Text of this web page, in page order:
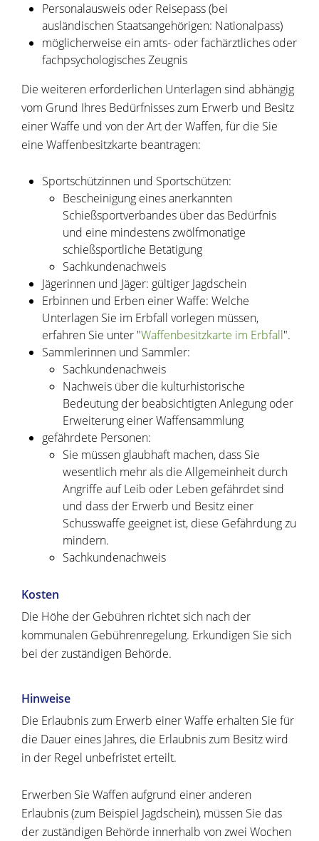
Personalausweis oder Reisepass (bei
ausländischen Staatsangehörigen: Nationalpass)
möglicherweise ein amts- oder fachärztliches oder
fachpsychologisches Zeugnis
Die weiteren erforderlichen Unterlagen sind abhängig
vom Grund Ihres Bedürfnisses zum Erwerb und Besitz
einer Waffe und von der Art der Waffen, für die Sie
eine Waffenbesitzkarte beantragen:
Sportschützinnen und Sportschützen:
Bescheinigung eines anerkannten
Schießsportverbandes über das Bedürfnis
und eine mindestens zwölfmonatige
schießsportliche Betätigung
Sachkundenachweis
Jägerinnen und Jäger: gültiger Jagdschein
Erbinnen und Erben einer Waffe: Welche
Unterlagen Sie im Erbfall vorlegen müssen,
erfahren Sie unter "Waffenbesitzkarte im Erbfall".
Sammlerinnen und Sammler:
Sachkundenachweis
Nachweis über die kulturhistorische
Bedeutung der beabsichtigten Anlegung oder
Erweiterung einer Waffensammlung
gefährdete Personen:
Sie müssen glaubhaft machen, dass Sie
wesentlich mehr als die Allgemeinheit durch
Angriffe auf Leib oder Leben gefährdet sind
und dass der Erwerb und Besitz einer
Schusswaffe geeignet ist, diese Gefährdung zu
mindern.
Sachkundenachweis
Kosten
Die Höhe der Gebühren richtet sich nach der
kommunalen Gebührenregelung. Erkundigen Sie sich
bei der zuständigen Behörde.
Hinweise
Die Erlaubnis zum Erwerb einer Waffe erhalten Sie für
die Dauer eines Jahres, die Erlaubnis zum Besitz wird
in der Regel unbefristet erteilt.
Erwerben Sie Waffen aufgrund einer anderen
Erlaubnis (zum Beispiel Jagdschein), müssen Sie das
der zuständigen Behörde innerhalb von zwei Wochen